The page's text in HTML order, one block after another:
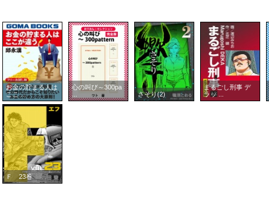
お金の貯まる人は
ここ ...
心の叫び～300pa
...
さそり(2)
まるごし刑事 デ
ラッ ...
Ｆ 23巻